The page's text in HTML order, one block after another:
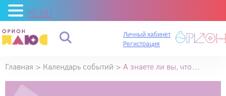
Личный кабинет
Регистрация
Главная > Календарь событий > А знаете ли вы, что…
MENU